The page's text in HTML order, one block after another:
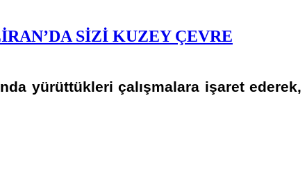
SİZİ KUZEY ÇEVRE
yürüttükleri çalışmalara işaret ederek,